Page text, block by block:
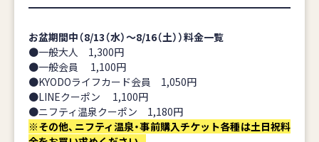
お盆期間中（8/13（水）～8/16（土））料金一覧
●一般大人 1,300円
●一般会員 1,100円
●KYODOライフカード会員 1,050円
●LINEクーポン 1,100円
●ニフティ温泉クーポン 1,180円
※その他、ニフティ温泉・事前購入チケット各種は土日祝料